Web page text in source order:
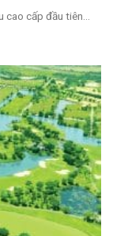
cao cấp đầu tiên...